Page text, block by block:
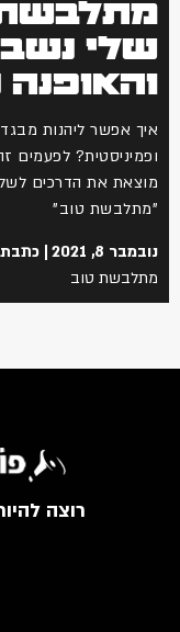
נשבר
אפשר ליהנות מבגדים
לפעמים זה
את הדרכים לשלב
טוב"
8, 2021
כתבת
טוב
רוצה להיות